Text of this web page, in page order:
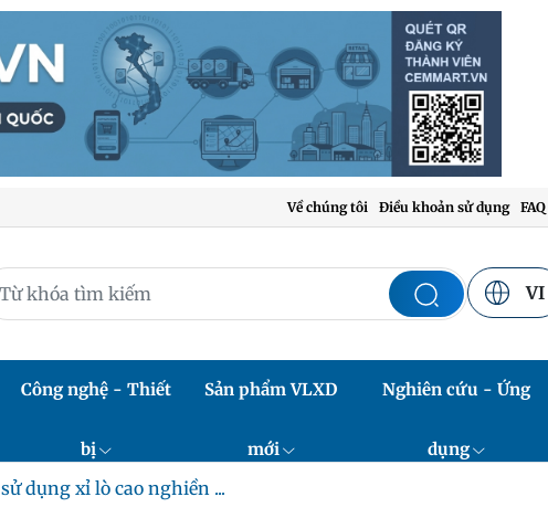
Về chúng tôi Điều khoản sử dụng FAQ
VI
Công nghệ - Thiết
bị
Sản phẩm VLXD
mới
Nghiên cứu - Ứng
dụng
dụng xỉ lò cao nghiền ...